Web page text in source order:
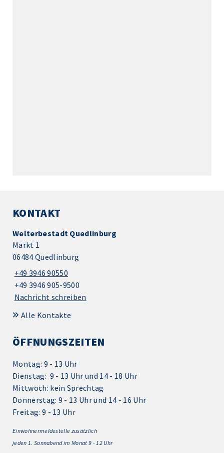
KONTAKT
Welterbestadt Quedlinburg
Markt 1
06484 Quedlinburg
+49 3946 90550
+49 3946 905-9500
Nachricht schreiben
Alle Kontakte
ÖFFNUNGSZEITEN
Montag: 9 - 13 Uhr
Dienstag: 9 - 13 Uhr und 14 - 18 Uhr
Mittwoch: kein Sprechtag
Donnerstag: 9 - 13 Uhr und 14 - 16 Uhr
Freitag: 9 - 13 Uhr
Einwohnermeldestelle zusätzlich
jeden 1. Sonnabend im Monat 9 - 12 Uhr